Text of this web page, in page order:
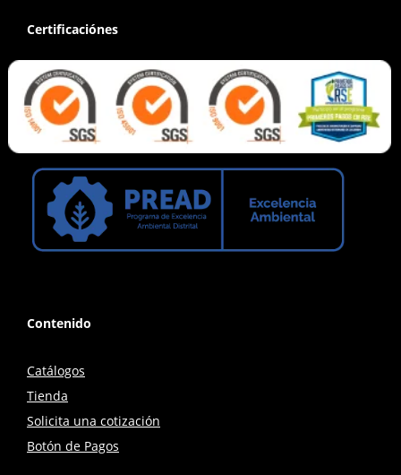
Certificaciónes
Contenido
Catálogos
Tienda
Solicita una cotización
Botón de Pagos